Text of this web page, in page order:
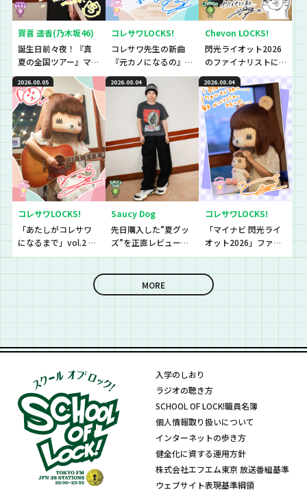
賀喜 遥香(乃木坂46)
誕生日前々夜！『真
夏の全国ツアー』マ
ストアイテムと
は！？
コレサワLOCKS!
コレサワ先生の新曲
『元カノになるの』
初解禁！！！！！
Chevon LOCKS!
閃光ライオット2026
のファイナリストに
思わず「なんであん
な上手いの？！」さ
らに今夜は『セット
リストNo.5』の授
業！
2026.08.05
コレサワLOCKS!
「あたしがコレサワ
になるまで」vol.2 開
催！！
2026.08.04
Saucy Dog
先日購入した”夏グッ
ズ”を正直レビューし
ていきました！
2026.08.04
コレサワLOCKS!
「マイナビ 閃光ライ
オット2026」ファイ
ナリストたちの音源
MORE
入学のしおり
ラジオの聴き方
SCHOOL OF LOCK!職員名簿
個人情報取り扱いについて
インターネットの歩き方
健全化に資する運用方針
株式会社エフエム東京 放送番組基準
ウェブサイト表現基準綱領